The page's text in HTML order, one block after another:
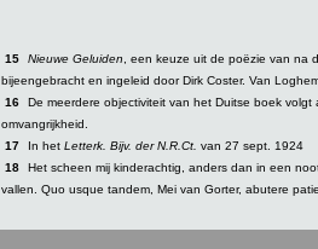
15 Nieuwe Geluiden , een keuze uit de poëzie van na
bijeengebracht en ingeleid door Dirk Coster. Van
16
De meerdere objectiviteit van het Duitse boek volgt
omvangrijkheid.
17
In het Letterk. Bijv. der N.R.Ct. van 27 sept. 1924
18
Het scheen mij kinderachtig, anders dan in een
vallen. Quo usque tandem, Mei van Gorter, abutere